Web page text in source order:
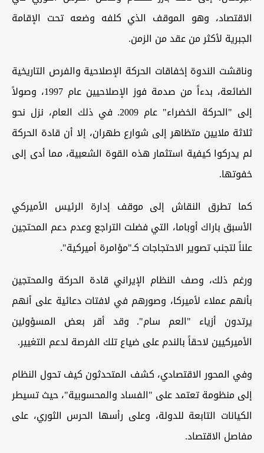
الاقتصاد، وهو الموقف الذي كلفه وضعه تحت الإقامة
الجبرية لأكثر من عقد من الزمن.
وناقشت الندوة إخفاقات الحركة الإصلاحية والفرص التاريخية
الضائعة، بدءاً من صدمة فوز الإصلاحيين عام 1997، وصولاً
إلى "الحركة الخضراء" عام 2009. في ذلك العام، نزل نحو
ثلاثة ملايين متظاهر إلى شوارع طهران، إلا أن قادة الحركة
لم يدركوا كيفية استثمار هذه القوة الشعبية، مما أدى إلى
خفوتها.
كما تطرق النقاش إلى موقف إدارة الرئيس الأميركي
الأسبق باراك أوباما، التي فضلت التراجع وعدم دعم المحتجين
علناً لتجنب تصوير الاحتجاجات كـ"مؤامرة أميركية".
ورغم ذلك، وصف النظام الإيراني قادة الحركة والمحتجين
بأنهم عملاء لأميركا، وصورهم في لافتات دعائية على أنهم
يرتدون أزياء "العم سام". وقد أقر بعض المسؤولين
الأميركيين لاحقاً بالندم على ضياع تلك الفرصة لدعم التغيير.
وفي المحور الاقتصادي، كشف المتحدثون كيف تحول النظام
إلى منظومة تعتمد على "الفساد والمحسوبية"، حيث تسيطر
الكيانات التابعة للدولة، وعلى رأسها الحرس الثوري، على
مفاصل الاقتصاد.